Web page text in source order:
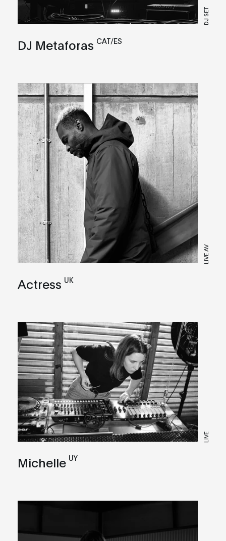
DJ SET
DJ Metaforas CAT/ES
LIVE AV
Actress UK
LIVE
Michelle UY